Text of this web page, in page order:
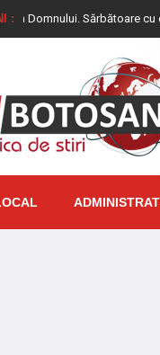
: Sărbătoare cu cruce